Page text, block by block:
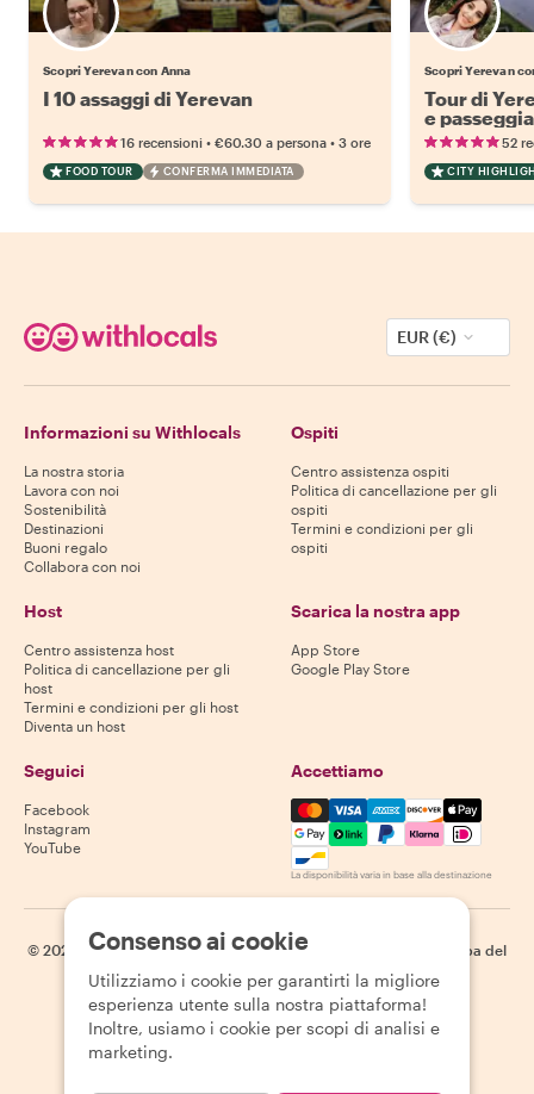
Scopri Yerevan con Anna
I 10 assaggi di Yerevan
16 recensioni • €60.30 a persona • 3 ore
FOOD TOUR CONFERMA IMMEDIATA
Scopri Yerevan
Tour di
e
52
CITY
EUR (€)
Informazioni su Withlocals
La nostra storia
Lavora con noi
Sostenibilità
Destinazioni
Buoni regalo
Collabora con noi
Ospiti
Centro assistenza ospiti
Politica di cancellazione per gli
ospiti
Termini e condizioni per gli
ospiti
Host
Centro assistenza host
Politica di cancellazione per gli
host
Termini e condizioni per gli host
Diventa un host
Scarica la nostra app
App Store
Google Play Store
Seguici
Facebook
Instagram
YouTube
Accettiamo
Mastercard, Visa, Amex,
La disponibilità varia in base alla destinazione
© 2026 Withlocals.com | Informativa sulla privacy
Mappa del
Consenso ai cookie
Utilizziamo i cookie per garantirti la migliore
esperienza utente sulla nostra piattaforma!
Inoltre, usiamo i cookie per scopi di analisi e
marketing.